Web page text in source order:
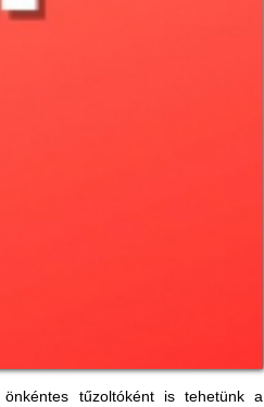
tűzoltóként is tehetünk a